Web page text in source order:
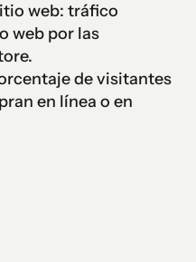
web: tráfico
web por las
de visitantes
en línea o en